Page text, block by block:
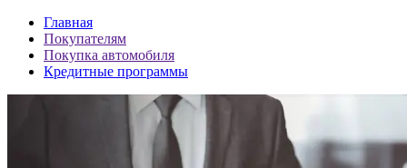
Главная
Покупателям
Покупка автомобиля
Кредитные программы